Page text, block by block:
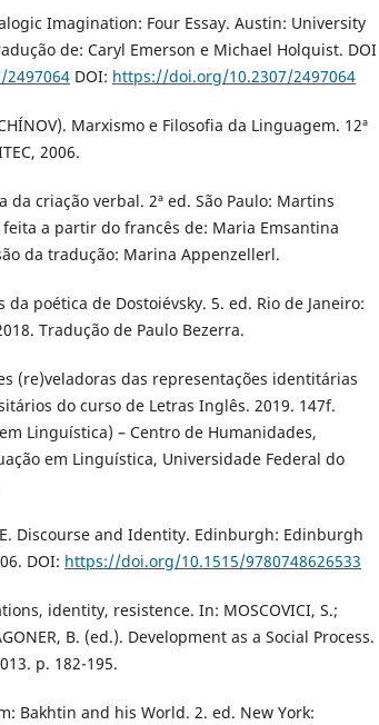
Imagination: Four Essay. Austin: University
de: Caryl Emerson e Michael Holquist. DOI
DOI: https://doi.org/10.2307/2497064
Marxismo e Filosofia da Linguagem. 12ª
2006.
da criação verbal. 2ª ed. São Paulo: Martins
feita a partir do francês de: Maria Emsantina
da tradução: Marina Appenzellerl.
da poética de Dostoiévsky. 5. ed. Rio de Janeiro:
Tradução de Paulo Bezerra.
(re)veladoras das representações identitárias
do curso de Letras Inglês. 2019. 147f.
Linguística) – Centro de Humanidades,
em Linguística, Universidade Federal do
E. Discourse and Identity. Edinburgh: Edinburgh
DOI: https://doi.org/10.1515/9780748626533
identity, resistence. In: MOSCOVICI, S.;
B. (ed.). Development as a Social Process.
p. 182-195.
Bakhtin and his World. 2. ed. New York: